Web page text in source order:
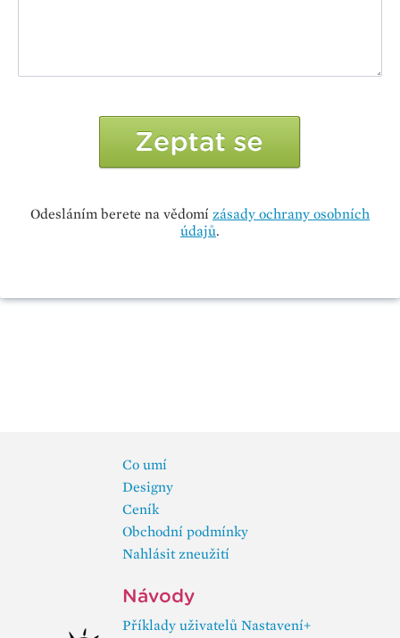
Odesláním berete na vědomí zásady ochrany osobních
údajů.
Co umí
Designy
Ceník
Obchodní podmínky
Nahlásit zneužití
Návody
Příklady uživatelů Nastavení+